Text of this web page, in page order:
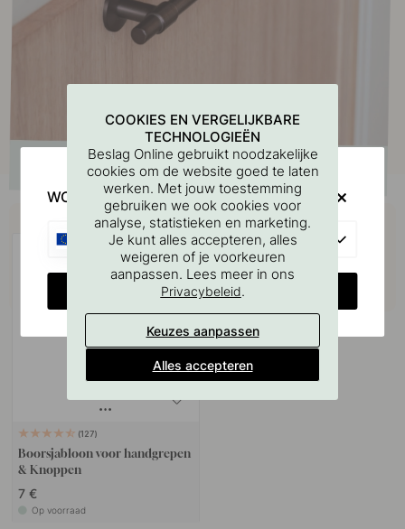
Koop samen met
127
Boorsjabloon voor handgrepen
& Knoppen
7 €
Op voorraad
COOKIES EN VERGELIJKBARE
TECHNOLOGIEËN
Beslag Online gebruikt noodzakelijke
cookies om de website goed te laten
werken. Met jouw toestemming
gebruiken we ook cookies voor
analyse, statistieken en marketing.
Je kunt alles accepteren, alles
weigeren of je voorkeuren
aanpassen. Lees meer in ons
Privacybeleid.
Keuzes aanpassen
Alles accepteren
WOULD YOU RATHER VISIT?
CHANGE COUNTRY